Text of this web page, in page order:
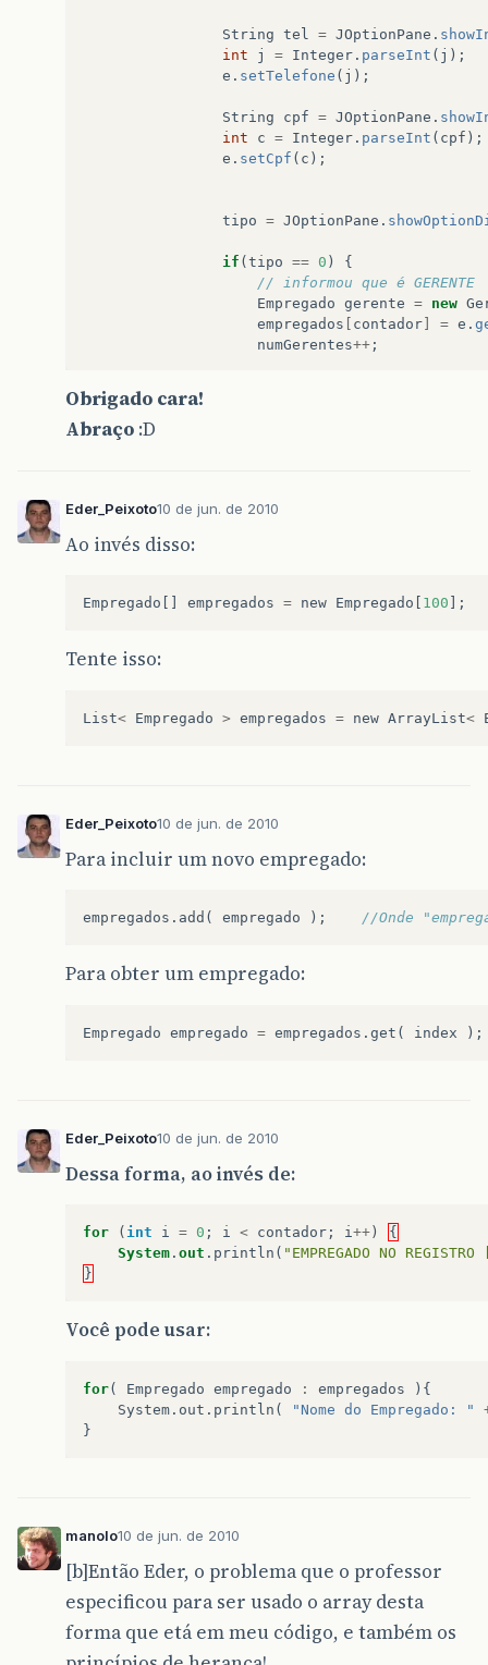
String tel = JOptionPane .
int
j = Integer . parseInt ( j );
e . setTelefone ( j );
String cpf = JOptionPane .
int
c = Integer . parseInt ( cpf );
e . setCpf ( c );
tipo = JOptionPane .
if ( tipo == 0 )
{
// informou que é GERENTE
Empregado gerente = new
empregados
contador = e .
numGerentes++ ;
					psetNome = "
empregados[contador] =
					numSecret++;
					numProgram++;
		for (int i = 0; i < contador; i++) {
Obrigado cara!
Abraço :D
Eder_Peixoto10 de jun. de 2010
Ao invés disso:
Empregado empregados = new Empregado 100 ];
Tente isso:
List< Empregado > empregados = new ArrayList<
Eder_Peixoto10 de jun. de 2010
Para incluir um novo empregado:
empregados . add ( empregado ); //Onde
Para obter um empregado:
Empregado empregado = empregados . get ( index );
Eder_Peixoto10 de jun. de 2010
Dessa forma, ao invés de:
for ( int i = 0 ; i < contador ; i++ )
{
System . out . println ( "EMPREGADO NO
}
Você pode usar:
for( Empregado empregado : empregados
){
System . out . println ( "Nome do Empregado: "
}
manolo10 de jun. de 2010
[b]Então Eder, o problema que o professor
especificou para ser usado o array desta
forma que etá em meu código, e também os